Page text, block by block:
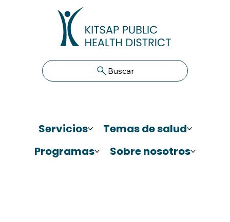
Buscar
Servicios
Temas de salud
Programas
Sobre nosotros